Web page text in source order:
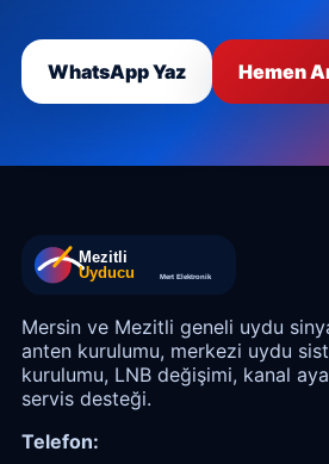
WhatsApp Yaz Hemen
Mersin ve Mezitli geneli uydu
anten kurulumu, merkezi uydu
kurulumu, LNB değişimi, kanal
servis desteği.
Telefon: